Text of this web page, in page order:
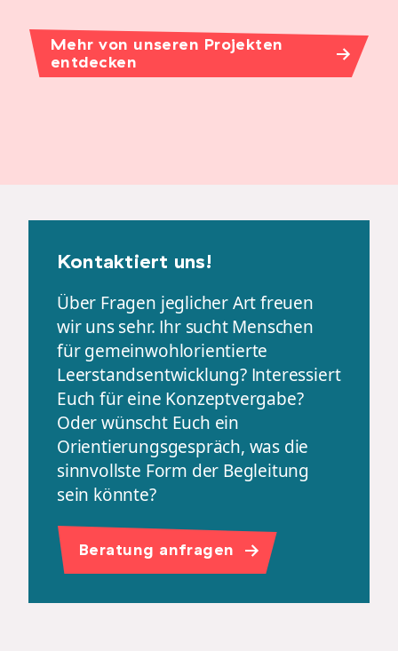
Mehr von unseren Projekten
entdecken
Kontaktiert uns!
Über Fragen jeglicher Art freuen
wir uns sehr. Ihr sucht Menschen
für gemeinwohlorientierte
Leerstandsentwicklung? Interessiert
Euch für eine Konzeptvergabe?
Oder wünscht Euch ein
Orientierungsgespräch, was die
sinnvollste Form der Begleitung
sein könnte?
Beratung anfragen